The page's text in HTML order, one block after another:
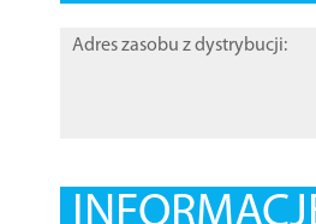
Adres zasobu z dystrybucji: